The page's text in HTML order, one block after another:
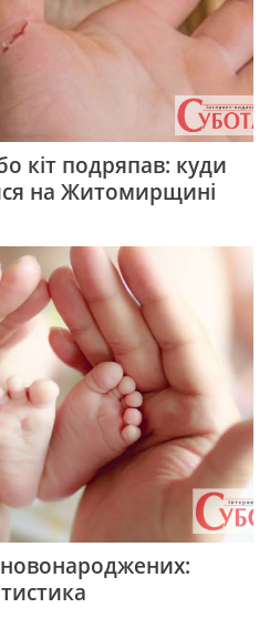
кіт подряпав: куди
на Житомирщині